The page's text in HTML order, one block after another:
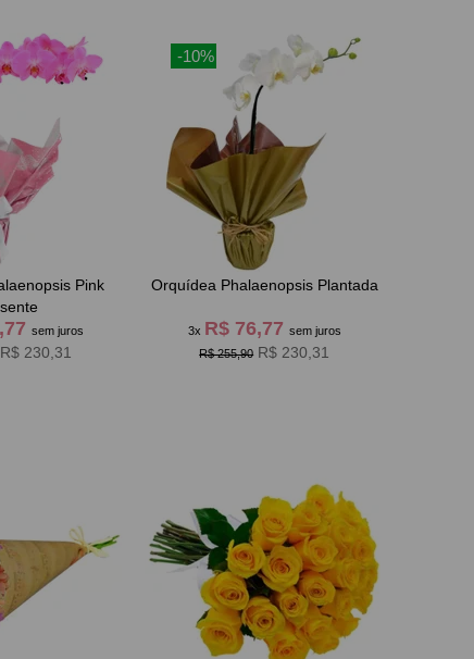
Pink
sem juros
R$ 230,31
-10%
Orquídea Phalaenopsis Plantada
3x R$ 76,77 sem juros
R$ 255,90 R$ 230,31